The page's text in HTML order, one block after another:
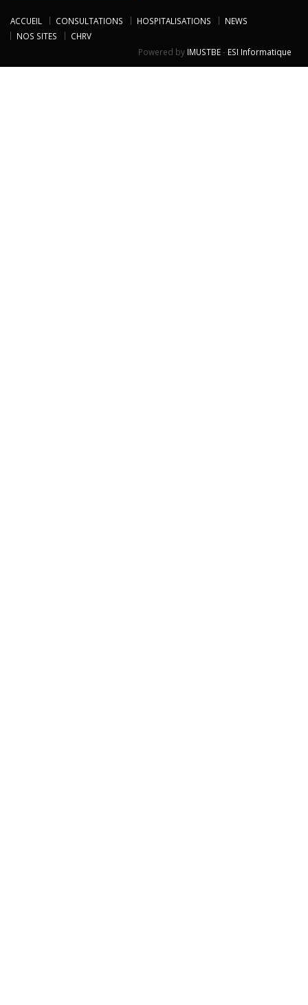
ACCUEIL CONSULTATIONS HOSPITALISATIONS
NEWS
NOS SITES
CHRV
Powered by IMUSTBE- ESI Informatique